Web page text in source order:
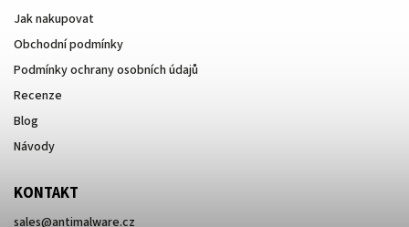
Jak nakupovat
Obchodní podmínky
Podmínky ochrany osobních údajů
Recenze
Blog
Návody
KONTAKT
sales@antimalware.cz